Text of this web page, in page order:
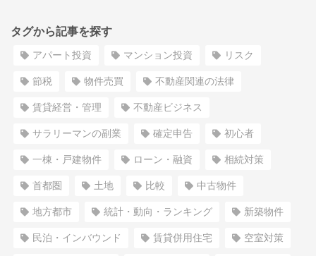
タグから記事を探す
アパート投資 マンション投資 リスク
節税 物件売買 不動産関連の法律
賃貸経営・管理 不動産ビジネス
サラリーマンの副業 確定申告 初心者
一棟・戸建物件 ローン・融資 相続対策
首都圏 土地 比較 中古物件
地方都市 統計・動向・ランキング 新築物件
民泊・インバウンド 賃貸併用住宅 空室対策